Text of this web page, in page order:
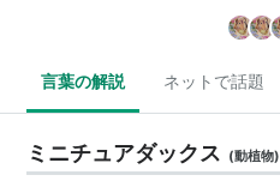
言葉の解説 ネットで話題
ミニチュアダックス (動植物)